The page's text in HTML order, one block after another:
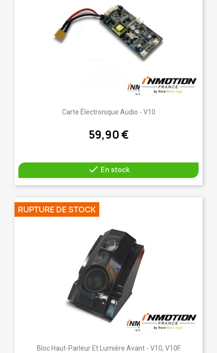
Carte Électronique Audio - V10
59,90 €
 En stock
Bloc Haut-Parleur Et Lumière Avant - V10, V10F
RUPTURE DE STOCK